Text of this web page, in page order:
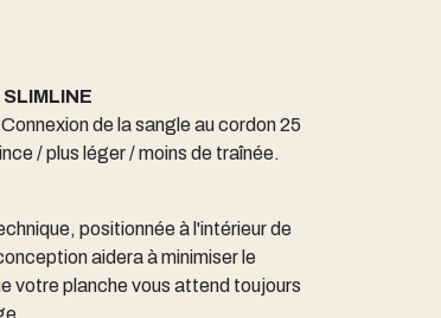
de la sangle au cordon 25
/ plus léger / moins de traînée.
positionnée à l'intérieur de
aidera à minimiser le
votre planche vous attend toujours